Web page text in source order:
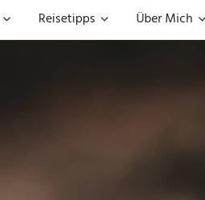
Reisetipps Über Mich